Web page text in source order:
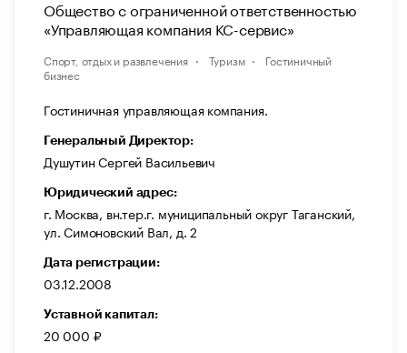
Общество с ограниченной ответственностью
«Управляющая компания КС-сервис»
Спорт, отдых и развлечения Туризм
Гостиничный
бизнес
Гостиничная управляющая компания.
Генеральный Директор:
Душутин Сергей Васильевич
Юридический адрес:
г. Москва, вн.тер.г. муниципальный округ Таганский,
ул. Симоновский Вал, д. 2
Дата регистрации:
03.12.2008
Уставной капитал:
20 000 ₽